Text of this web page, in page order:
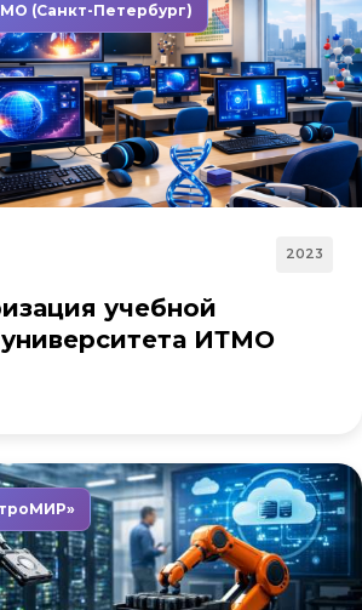
(Санкт-Петербург)
2023
учебной
ИТМО